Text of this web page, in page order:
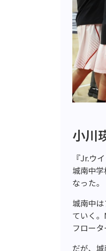
小川
『Jr.ウ
城南中
なった。
城南中
ていく
フロー
だが、